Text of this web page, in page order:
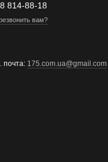
814-88-18
вам?
почта: 175.com.ua@gmail.com